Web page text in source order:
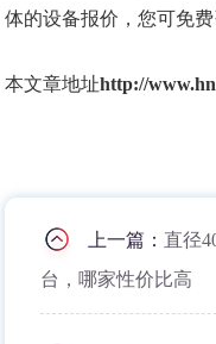
体的设备报价，您可免费
本文章地址http://
上一篇： 直径
台，哪家性价比高